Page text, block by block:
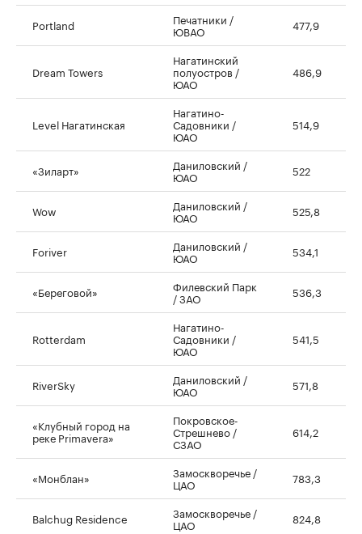
Portland Печатники /
ЮВАО 477,9
Dream Towers
Нагатинский
полуостров /
ЮАО
486,9
Level Нагатинская
Нагатино-
Садовники /
ЮАО
514,9
«Зиларт» Даниловский /
ЮАО 522
Wow Даниловский /
ЮАО 525,8
Foriver Даниловский /
ЮАО 534,1
«Береговой» Филевский Парк
/ ЗАО 536,3
Rotterdam
Нагатино-
Садовники /
ЮАО
541,5
RiverSky Даниловский /
ЮАО 571,8
«Клубный город на
реке Primavera»
Покровское-
Стрешнево /
СЗАО
614,2
«Монблан» Замоскворечье /
ЦАО 783,3
Balchug Residence Замоскворечье /
ЦАО 824,8